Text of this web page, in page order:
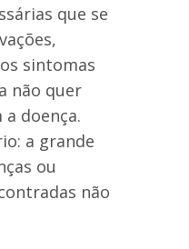
que se
sintomas
não quer
doença.
a grande
ou
não